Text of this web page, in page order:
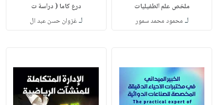
ملخص علم الطفيليات
لـ محمود محمد سمور
درع كاما ( دراسة ت
لـغزوان حسن عبد ال